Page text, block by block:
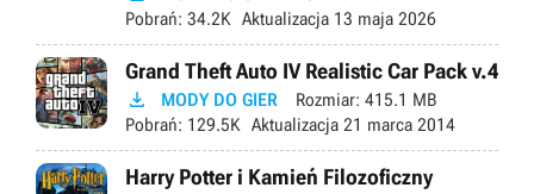
Pobrań: 34.2K Aktualizacja 13 maja 2026
Grand Theft Auto IV Realistic Car Pack v.4
 MODY DO GIER Rozmiar: 415.1 MB
Pobrań: 129.5K Aktualizacja 21 marca 2014
Harry Potter i Kamień Filozoficzny